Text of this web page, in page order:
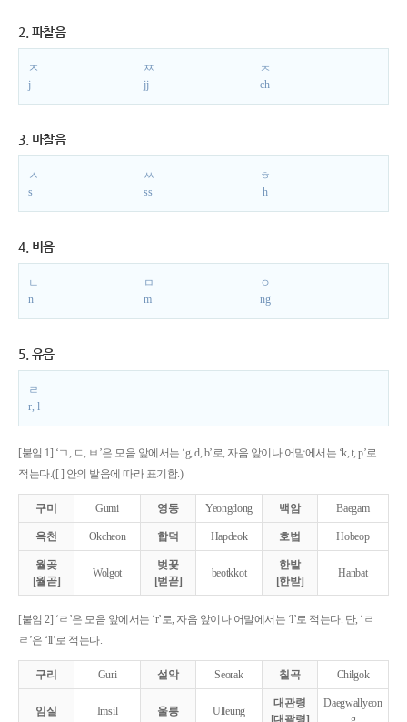
2. 파찰음
ㅈ
j
ㅉ
jj
ㅊ
ch
3. 마찰음
ㅅ
s
ㅆ
ss
ㅎ
h
4. 비음
ㄴ
n
ㅁ
m
ㅇ
ng
5. 유음
ㄹ
r, l
[붙임 1] ‘ㄱ, ㄷ, ㅂ’은 모음 앞에서는 ‘g, d, b’로, 자음 앞이나 어말에서는 ‘k, t, p’로
적는다.([ ] 안의 발음에 따라 표기함.)
구미 Gumi 영동 Yeongdong 백암 Baegam
옥천 Okcheon 합덕 Hapdeok 호법 Hobeop
월곶
[월곧]
Wolgot
벚꽃
[벋꼳]
beotkkot
한밭
[한받]
Hanbat
[붙임 2] ‘ㄹ’은 모음 앞에서는 ‘r’로, 자음 앞이나 어말에서는 ‘l’로 적는다. 단, ‘ㄹ
ㄹ’은 ‘ll’로 적는다.
구리 Guri 설악 Seorak 칠곡 Chilgok
임실 Imsil 울릉 Ulleung
대관령
[대괄령]
Daegwallyeon
g